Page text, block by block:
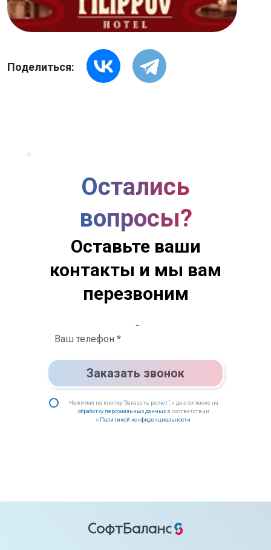
Поделиться:
Остались
вопросы?
Оставьте ваши
контакты и мы вам
перезвоним
Заказать звонок
Нажимая на кнопку “Заказать расчет”, я даю согласие на
обработку персональных данныхв соответствии
с Политикой конфиденциальности